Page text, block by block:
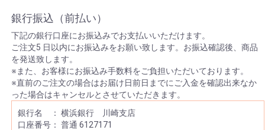
銀行振込（前払い）
下記の銀行口座にお振込みでお支払いいただけます。
ご注文5 日以内にお振込みをお願い致します。お振込確認後、商品
を発送致します。
※また、お客様にお振込み手数料をご負担いただいております。
※直前のご注文の場合はお届け日前日までにご入金を確認出来なか
った場合はキャンセルとさせていただきます。
銀行名 ： 横浜銀行 川崎支店
口座番号： 普通 6127171